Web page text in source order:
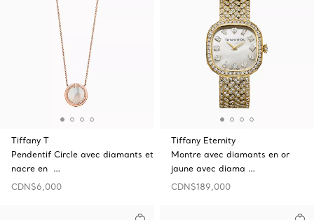
Tiffany T
Pendentif Circle avec diamants et
nacre en …
CDN$6,000
Tiffany Eternity
Montre avec diamants en or
jaune avec diama …
CDN$189,000